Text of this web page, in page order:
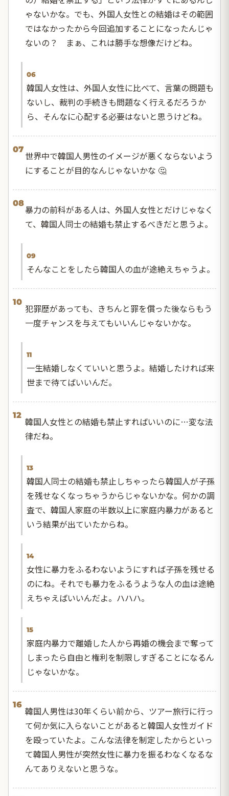
ゃないかな。でも、外国人女性との結婚はその範囲
ではなかったから今回追加することになったんじゃ
ないの？ まぁ、これは勝手な想像だけどね。
06
韓国人女性は、外国人女性に比べて、言葉の問題も
ないし、裁判の手続きも問題なく行えるだろうか
ら、そんなに心配する必要はないと思うけどね。
07
世界中で韓国人男性のイメージが悪くならないよう
にすることが目的なんじゃないかな 🤔
08
暴力の前科がある人は、外国人女性とだけじゃなく
て、韓国人同士の結婚も禁止するべきだと思うよ。
09
そんなことをしたら韓国人の血が途絶えちゃうよ。
10
犯罪歴があっても、きちんと罪を償った後ならもう
一度チャンスを与えてもいいんじゃないかな。
11
一生結婚しなくていいと思うよ。結婚したければ来
世まで待てばいいんだ。
12
韓国人女性との結婚も禁止すればいいのに…変な法
律だね。
13
韓国人同士の結婚も禁止しちゃったら韓国人が子孫
を残せなくなっちゃうからじゃないかな。何かの調
査で、韓国人家庭の半数以上に家庭内暴力があると
いう結果が出ていたからね。
14
女性に暴力をふるわないようにすれば子孫を残せる
のにね。それでも暴力をふるうような人の血は途絶
えちゃえばいいんだよ。ハハハ。
15
家庭内暴力で離婚した人から再婚の機会まで奪って
しまったら自由と権利を制限しすぎることになるん
じゃないかな。
16
韓国人男性は30年くらい前から、ツアー旅行に行っ
て何か気に入らないことがあると韓国人女性ガイド
を殴っていたよ。こんな法律を制定したからといっ
て韓国人男性が突然女性に暴力を振るわなくなるな
んてありえないと思うな。